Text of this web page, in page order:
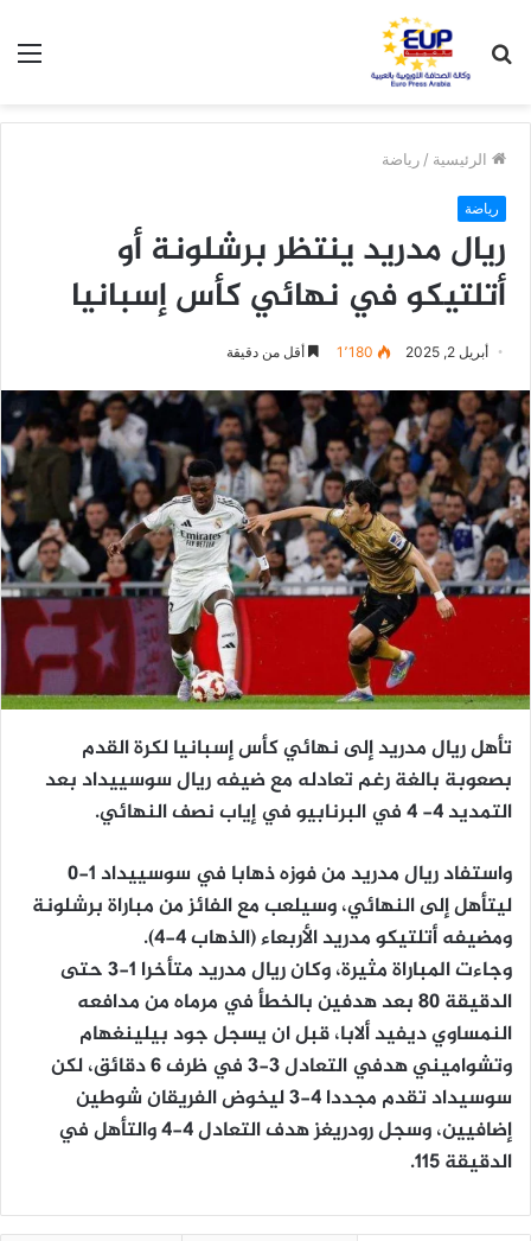
عن
الرئيسية / رياضة
رياضة
ريال مدريد ينتظر برشلونة أو
أتلتيكو في نهائي كأس إسبانيا
أبريل 2, 2025 1٬180 أقل من دقيقة
تأهل ريال مدريد إلى نهائي كأس إسبانيا لكرة القدم
بصعوبة بالغة رغم تعادله مع ضيفه ريال سوسييداد بعد
التمديد 4- 4 في البرنابيو في إياب نصف النهائي.
واستفاد ريال مدريد من فوزه ذهابا في سوسييداد 1-0
ليتأهل إلى النهائي، وسيلعب مع الفائز من مباراة برشلونة
ومضيفه أتلتيكو مدريد الأربعاء (الذهاب 4-4).
وجاءت المباراة مثيرة، وكان ريال مدريد متأخرا 1-3 حتى
الدقيقة 80 بعد هدفين بالخطأ في مرماه من مدافعه
النمساوي ديفيد ألابا، قبل ان يسجل جود بيلينغهام
وتشواميني هدفي التعادل 3-3 في ظرف 6 دقائق، لكن
سوسيداد تقدم مجددا 4-3 ليخوض الفريقان شوطين
إضافيين، وسجل رودريغز هدف التعادل 4-4 والتأهل في
الدقيقة 115.